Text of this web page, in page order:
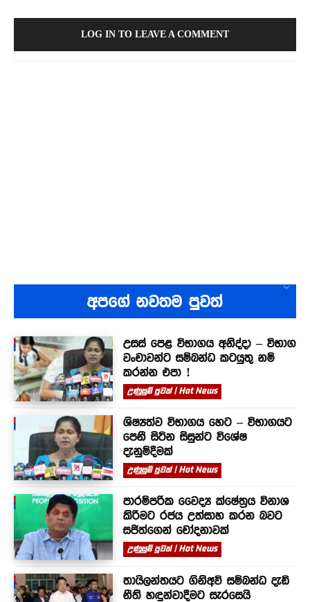
LOG IN TO LEAVE A COMMENT
අපගේ නවතම පුවත්
උසස් පෙළ විභාගය අනිද්දා – විභාග
වංචාවන්ට සම්බන්ධ කටයුතු නම්
කරන්න එපා !
උණුසුම් පුවත් | Hot News
ශිෂ්‍යත්ව විභාගය හෙට – විභාගයට
පෙනී සිටින සිසුන්ට විශේෂ
දැනුම්දීමක්
උණුසුම් පුවත් | Hot News
පාරම්පරික වෛද්‍ය ක්ෂේත්‍රය විනාශ
කිරීමට රජය උත්සාහ කරන බවට
සජිත්ගෙන් චෝදනාවක්
උණුසුම් පුවත් | Hot News
තායිලන්තයට ගිනිඅවි සම්බන්ධ දැඩි
නීති හඳුන්වාදීමට සැරසෙයි